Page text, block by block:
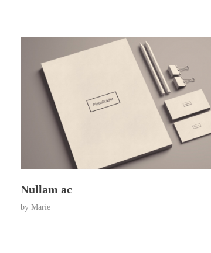
Nullam ac
by Marie